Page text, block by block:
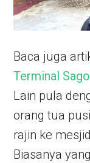
Baca juga
Terminal
Lain pula
orang tua
rajin ke
Biasanya